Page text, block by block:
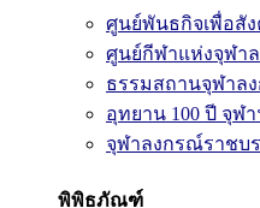
ศูนย์พันธกิจเพื่อสั
ศูนย์กีฬาแห่งจุฬา
ธรรมสถานจุฬาล
อุทยาน 100 ปี จุฬา
จุฬาลงกรณ์ราชบ
พิพิธภัณฑ์